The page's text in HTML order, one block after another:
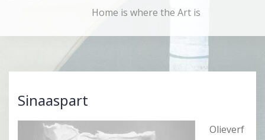
Home is where the Art is
Sinaaspart
Olieverf